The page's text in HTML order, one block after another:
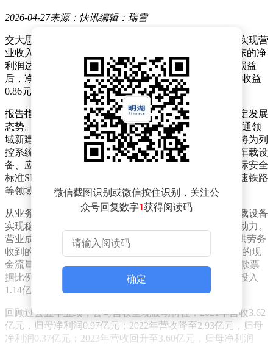
2026-04-27来源：快讯编辑：瑞雪
交大思诺近日发布的2025年度财务报告显示，公司全年实现营
业收入4.03亿元，较上年增长19.46%；归属于母公司股东的净
利润达0.75亿元，同比增幅达53.44%。在扣除非经常性损益
后，净利润为7088.51万元，同比增长67.66%，基本每股收益
0.86元，加权平均净资产收益率为5.67%。
报告指出，轨道交通列车运行控制系统行业持续保持稳定发展
态势。根据《中长期铁路规划2020-2035》，未来轨道交通领
域新建线路市场空间广阔，既有线路的升级改造需求也将为列
控系统带来新的增长机遇。公司核心产品包括普速列控车载设
备、应答器系统和轨道电路读取器（TCR），均达到国际安全
标准SIL4级，广泛应用于城市轨道交通、普通铁路和高速铁路
等领域。
从业务表现来看，2025年公司应答器系统和普速列控车载设备
实现稳定交付并通过客户验收，成为收入增长的主要驱动力。
营业成本为1.36亿元，同比增长25.80%；销售商品、提供劳务
收到的现金为3.28亿元，同比下降4.32%；经营活动产生的现
金流量净额为-24.57万元，同比下滑100.79%，主要因回款票
据比例增加及采购支出上升所致。研发方面，公司全年投入
1.14亿元，同比增长2.47%，持续强化技术创新能力。
回顾过去五年业绩，公司营收呈现波动特征：2021年营收3.62
亿元，归母净利润0.97亿元；2022年营收降至2.93亿元，归母
净利润0.37亿元；2023年营收回升至3.60亿元，归母净利润
微信截图识别或微信按住识别，关注公
众号回复数字1获得阅读码
确定